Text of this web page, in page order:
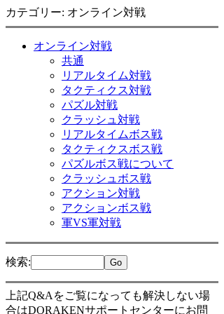
カテゴリー: オンライン対戦
オンライン対戦
共通
リアルタイム対戦
タクティクス対戦
パズル対戦
クラッシュ対戦
リアルタイムボス戦
タクティクスボス戦
パズルボス戦について
クラッシュボス戦
アクション対戦
アクションボス戦
軍VS軍対戦
検索:
上記Q&Aをご覧になっても解決しない場
合はDORAKENサポートセンターにお問